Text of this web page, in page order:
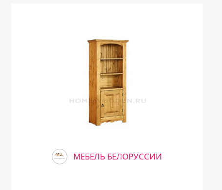
МЕБЕЛЬ БЕЛОРУССИИ